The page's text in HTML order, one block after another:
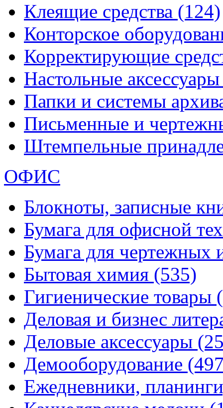
Клеящие средства (124)
Конторское
Корректирующие
Настольные
Папки и системы
Письменные и
Штемпельные
ОФИС
Блокноты, записные
Бумага для офисной
Бумага для чертежных
Бытовая химия (535)
Гигиенические товары
Деловая и бизнес
Деловые аксессуары
Демооборудование
Ежедневники,